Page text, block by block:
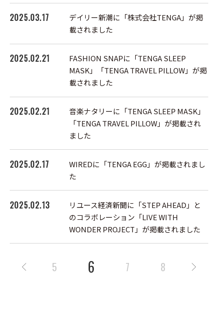
2025.03.17
デイリー新潮に「株式会社TENGA」が掲
載されました
2025.02.21
FASHION SNAPに「TENGA SLEEP
MASK」「TENGA TRAVEL PILLOW」が掲
載されました
2025.02.21
音楽ナタリーに「TENGA SLEEP MASK」
「TENGA TRAVEL PILLOW」が掲載され
ました
2025.02.17
WIREDに「TENGA EGG」が掲載されまし
た
2025.02.13
リユース経済新聞に「STEP AHEAD」と
のコラボレーション「LIVE WITH
WONDER PROJECT」が掲載されました
5 6 7 8